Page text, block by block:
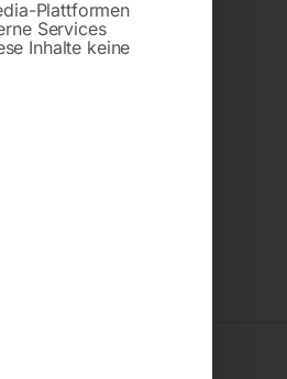
Plattformen
Services
Inhalte keine